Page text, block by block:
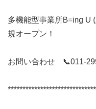
多機能型事業所B=ing U
規オープン！
お問い合わせ 📞011-